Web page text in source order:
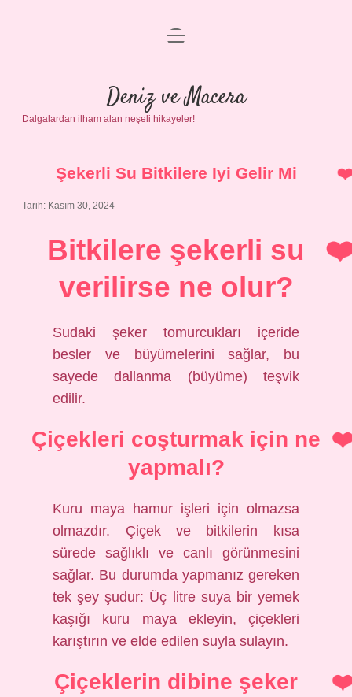
Anasayfa
Gizlilik Politikası
Yasal Uyarı
menüyü
Deniz ve Macera
Dalgalardan ilham alan neşeli hikayeler!
Şekerli Su Bitkilere Iyi Gelir Mi
Tarih: Kasım 30, 2024
Bitkilere şekerli su
verilirse ne olur?
Sudaki şeker tomurcukları içeride
besler ve büyümelerini sağlar, bu
sayede dallanma (büyüme) teşvik
edilir.
Çiçekleri coşturmak için ne
yapmalı?
Kuru maya hamur işleri için olmazsa
olmazdır. Çiçek ve bitkilerin kısa
sürede sağlıklı ve canlı görünmesini
sağlar. Bu durumda yapmanız gereken
tek şey şudur: Üç litre suya bir yemek
kaşığı kuru maya ekleyin, çiçekleri
karıştırın ve elde edilen suyla sulayın.
Çiçeklerin dibine şeker